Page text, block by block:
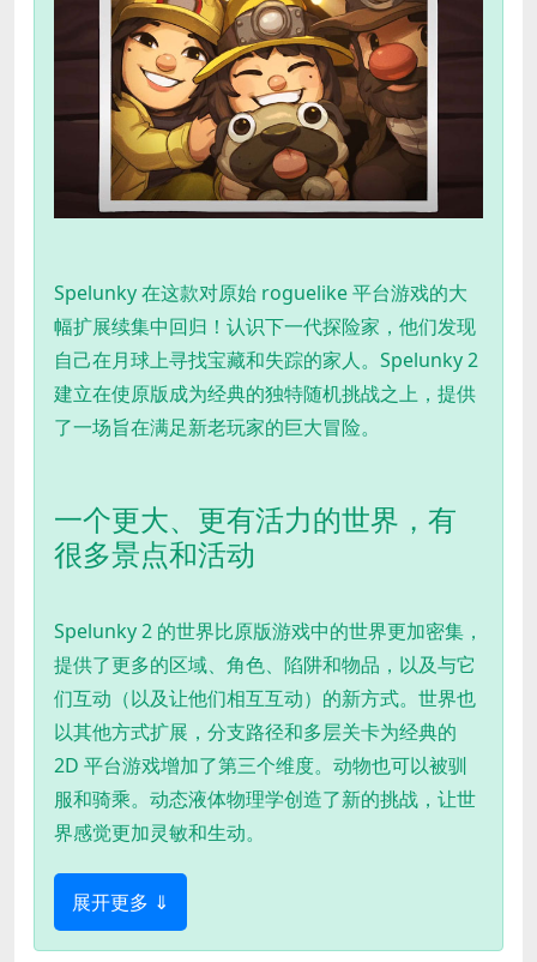
Spelunky 在这款对原始 roguelike 平台游戏的大
幅扩展续集中回归！认识下一代探险家，他们发现
自己在月球上寻找宝藏和失踪的家人。Spelunky 2
建立在使原版成为经典的独特随机挑战之上，提供
了一场旨在满足新老玩家的巨大冒险。
一个更大、更有活力的世界，有
很多景点和活动
Spelunky 2 的世界比原版游戏中的世界更加密集，
提供了更多的区域、角色、陷阱和物品，以及与它
们互动（以及让他们相互互动）的新方式。世界也
以其他方式扩展，分支路径和多层关卡为经典的
2D 平台游戏增加了第三个维度。动物也可以被驯
服和骑乘。动态液体物理学创造了新的挑战，让世
界感觉更加灵敏和生动。
展开更多 ⇓